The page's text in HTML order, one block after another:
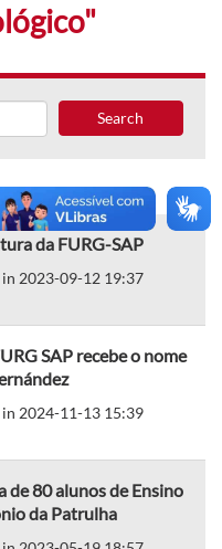
Search
da FURG-SAP
2023-09-12 19:37
SAP recebe o nome
2024-11-13 15:39
de 80 alunos de Ensino
da Patrulha